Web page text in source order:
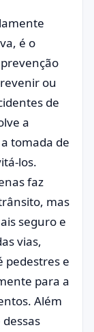
é o
ou
de
a
tomada de
los.
faz
mas
seguro e
vias,
pedestres e
para a
Além